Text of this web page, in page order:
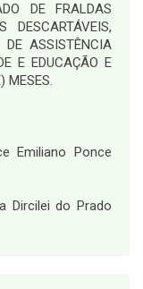
DE FRALDAS
DESCARTÁVEIS,
DE ASSISTÊNCIA
E EDUCAÇÃO E
MESES.
Emiliano Ponce
Dircilei do Prado